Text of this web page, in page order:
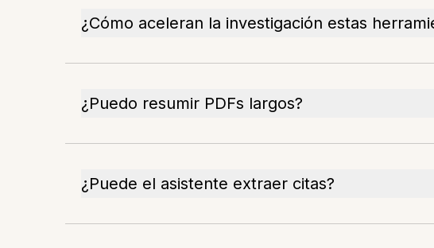
¿Cómo aceleran la investigación estas
¿Puedo resumir PDFs largos?
¿Puede el asistente extraer citas?